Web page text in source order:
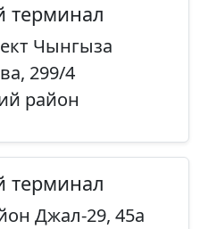
терминал
Чынгыза
299/4
район
терминал
Джал-29, 45а